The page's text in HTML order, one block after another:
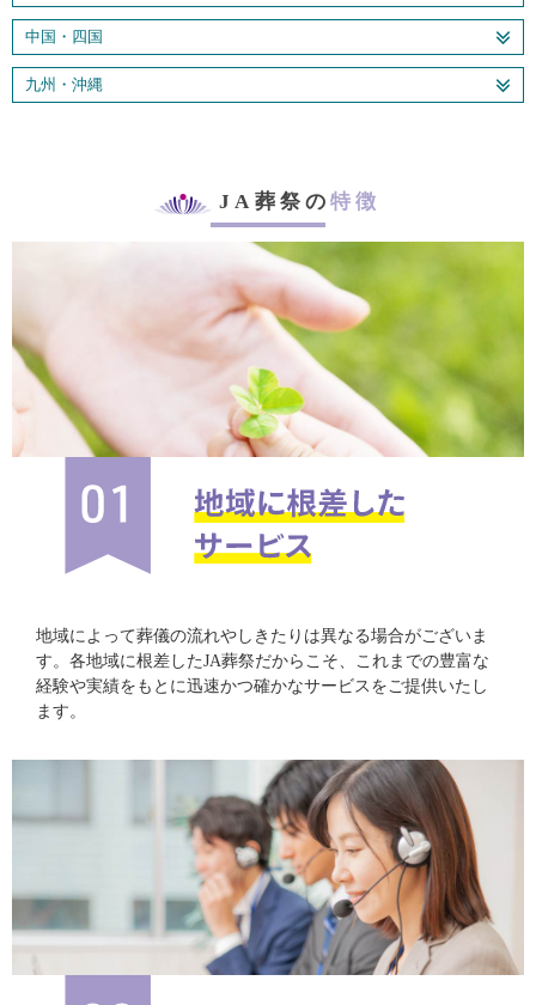
中国・四国
九州・沖縄
JA葬祭の特徴
地域によって葬儀の流れやしきたりは異なる場合がございま
す。各地域に根差したJA葬祭だからこそ、これまでの豊富な
経験や実績をもとに迅速かつ確かなサービスをご提供いたし
ます。